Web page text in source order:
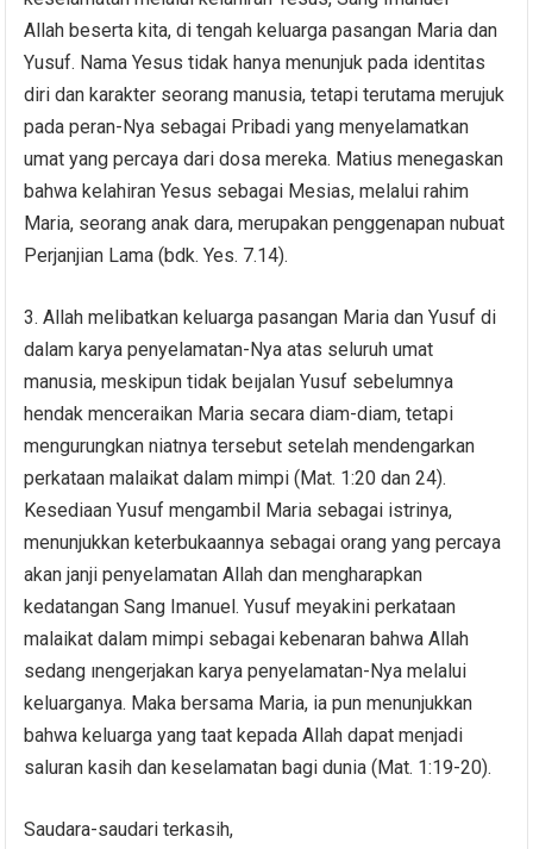
Allah beserta kita, di tengah keluarga pasangan Maria dan
Yusuf. Nama Yesus tidak hanya menunjuk pada identitas
diri dan karakter seorang manusia, tetapi terutama merujuk
pada peran-Nya sebagai Pribadi yang menyelamatkan
umat yang percaya dari dosa mereka. Matius menegaskan
bahwa kelahiran Yesus sebagai Mesias, melalui rahim
Maria, seorang anak dara, merupakan penggenapan nubuat
Perjanjian Lama (bdk. Yes. 7.14).
3. Allah melibatkan keluarga pasangan Maria dan Yusuf di
dalam karya penyelamatan-Nya atas seluruh umat
manusia, meskipun tidak beıjalan Yusuf sebelumnya
hendak menceraikan Maria secara diam-diam, tetapi
mengurungkan niatnya tersebut setelah mendengarkan
perkataan malaikat dalam mimpi (Mat. 1:20 dan 24).
Kesediaan Yusuf mengambil Maria sebagai istrinya,
menunjukkan keterbukaannya sebagai orang yang percaya
akan janji penyelamatan Allah dan mengharapkan
kedatangan Sang Imanuel. Yusuf meyakini perkataan
malaikat dalam mimpi sebagai kebenaran bahwa Allah
sedang ınengerjakan karya penyelamatan-Nya melalui
keluarganya. Maka bersama Maria, ia pun menunjukkan
bahwa keluarga yang taat kepada Allah dapat menjadi
saluran kasih dan keselamatan bagi dunia (Mat. 1:19-20).
Saudara-saudari terkasih,